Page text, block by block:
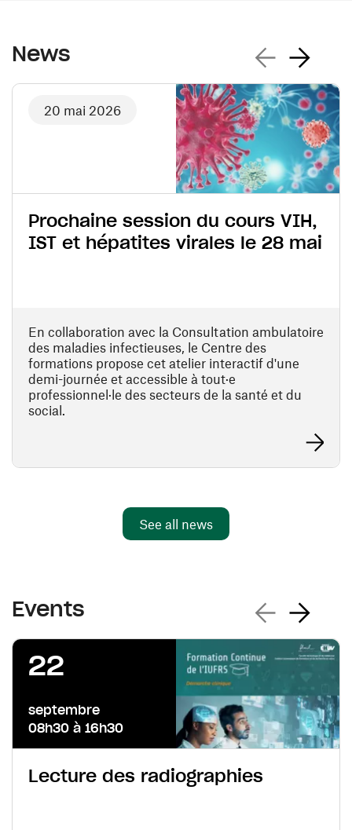
News Previous news
Next news
20 mai 2026
Prochaine session du cours VIH,
IST et hépatites virales le 28 mai
En collaboration avec la Consultation ambulatoire
des maladies infectieuses, le Centre des
formations propose cet atelier interactif d'une
demi-journée et accessible à tout·e
professionnel·le des secteurs de la santé et du
social.
Learn
See all news
Events Previous events
Next events
22
septembre
08h30 à 16h30
Lecture des radiographies